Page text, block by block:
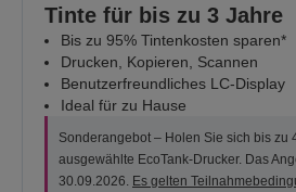
Tinte für bis zu 3 Jahre
Bis zu 95% Tintenkosten sparen*
Drucken, Kopieren, Scannen
Benutzerfreundliches LC-Display
Ideal für zu Hause
Sonderangebot – Holen Sie sich bis zu
ausgewählte EcoTank-Drucker. Das
30.09.2026. Es gelten